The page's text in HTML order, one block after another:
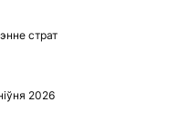
страт
2026